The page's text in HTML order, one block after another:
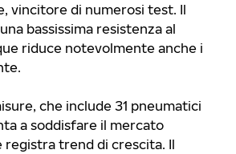
vincitore di numerosi test. Il
bassissima resistenza al
riduce notevolmente anche i
che include 31 pneumatici
a soddisfare il mercato
registra trend di crescita. Il